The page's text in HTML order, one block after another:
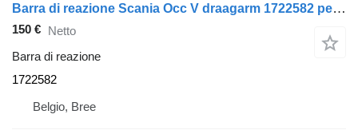
Barra di reazione Scania Occ V draagarm 1722582 per camion
150 € Netto
Barra di reazione
1722582
Belgio, Bree